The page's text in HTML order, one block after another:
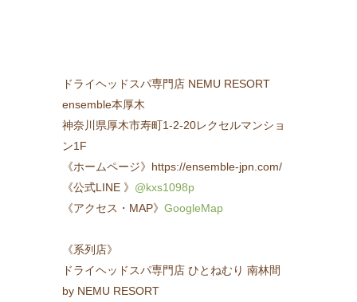
ドライヘッドスパ専門店 NEMU RESORT
ensemble本厚木
神奈川県厚木市寿町1-2-20レクセルマンショ
ン1F
《ホームページ》https://ensemble-jpn.com/
《公式LINE 》 @kxs1098p
《アクセス・MAP》GoogleMap
《系列店》
ドライヘッドスパ専門店 ひとねむり 南林間
by NEMU RESORT